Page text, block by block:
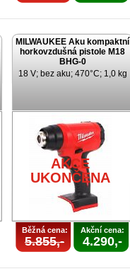
MILWAUKEE Aku kompaktní
horkovzdušná pistole M18
BHG-0
18 V; bez aku; 470°C; 1,0 kg
AKCE
UKONČENA
Běžná cena:
5.855,-
Akční cena:
4.290,-